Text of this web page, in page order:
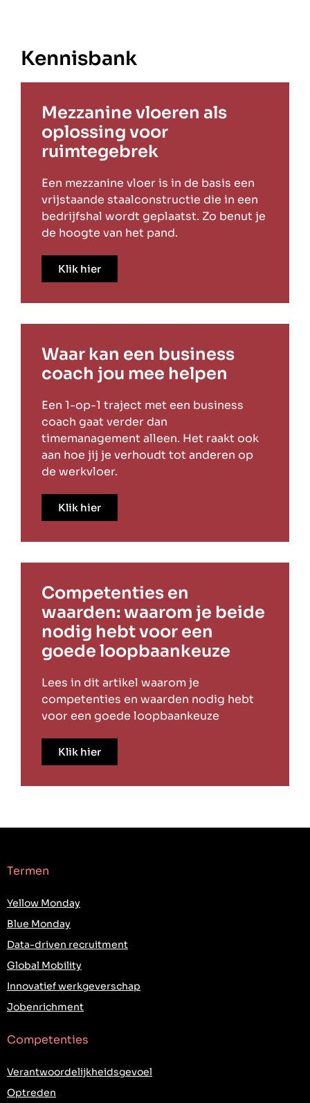
Kennisbank
Mezzanine vloeren als
oplossing voor
ruimtegebrek
Een mezzanine vloer is in de basis een
vrijstaande staalconstructie die in een
bedrijfshal wordt geplaatst. Zo benut je
de hoogte van het pand.
Klik hier
Waar kan een business
coach jou mee helpen
Een 1-op-1 traject met een business
coach gaat verder dan
timemanagement alleen. Het raakt ook
aan hoe jij je verhoudt tot anderen op
de werkvloer.
Klik hier
Competenties en
waarden: waarom je beide
nodig hebt voor een
goede loopbaankeuze
Lees in dit artikel waarom je
competenties en waarden nodig hebt
voor een goede loopbaankeuze
Klik hier
Termen
Yellow Monday
Blue Monday
Data-driven recruitment
Global Mobility
Innovatief werkgeverschap
Jobenrichment
Competenties
Verantwoordelijkheidsgevoel
Optreden